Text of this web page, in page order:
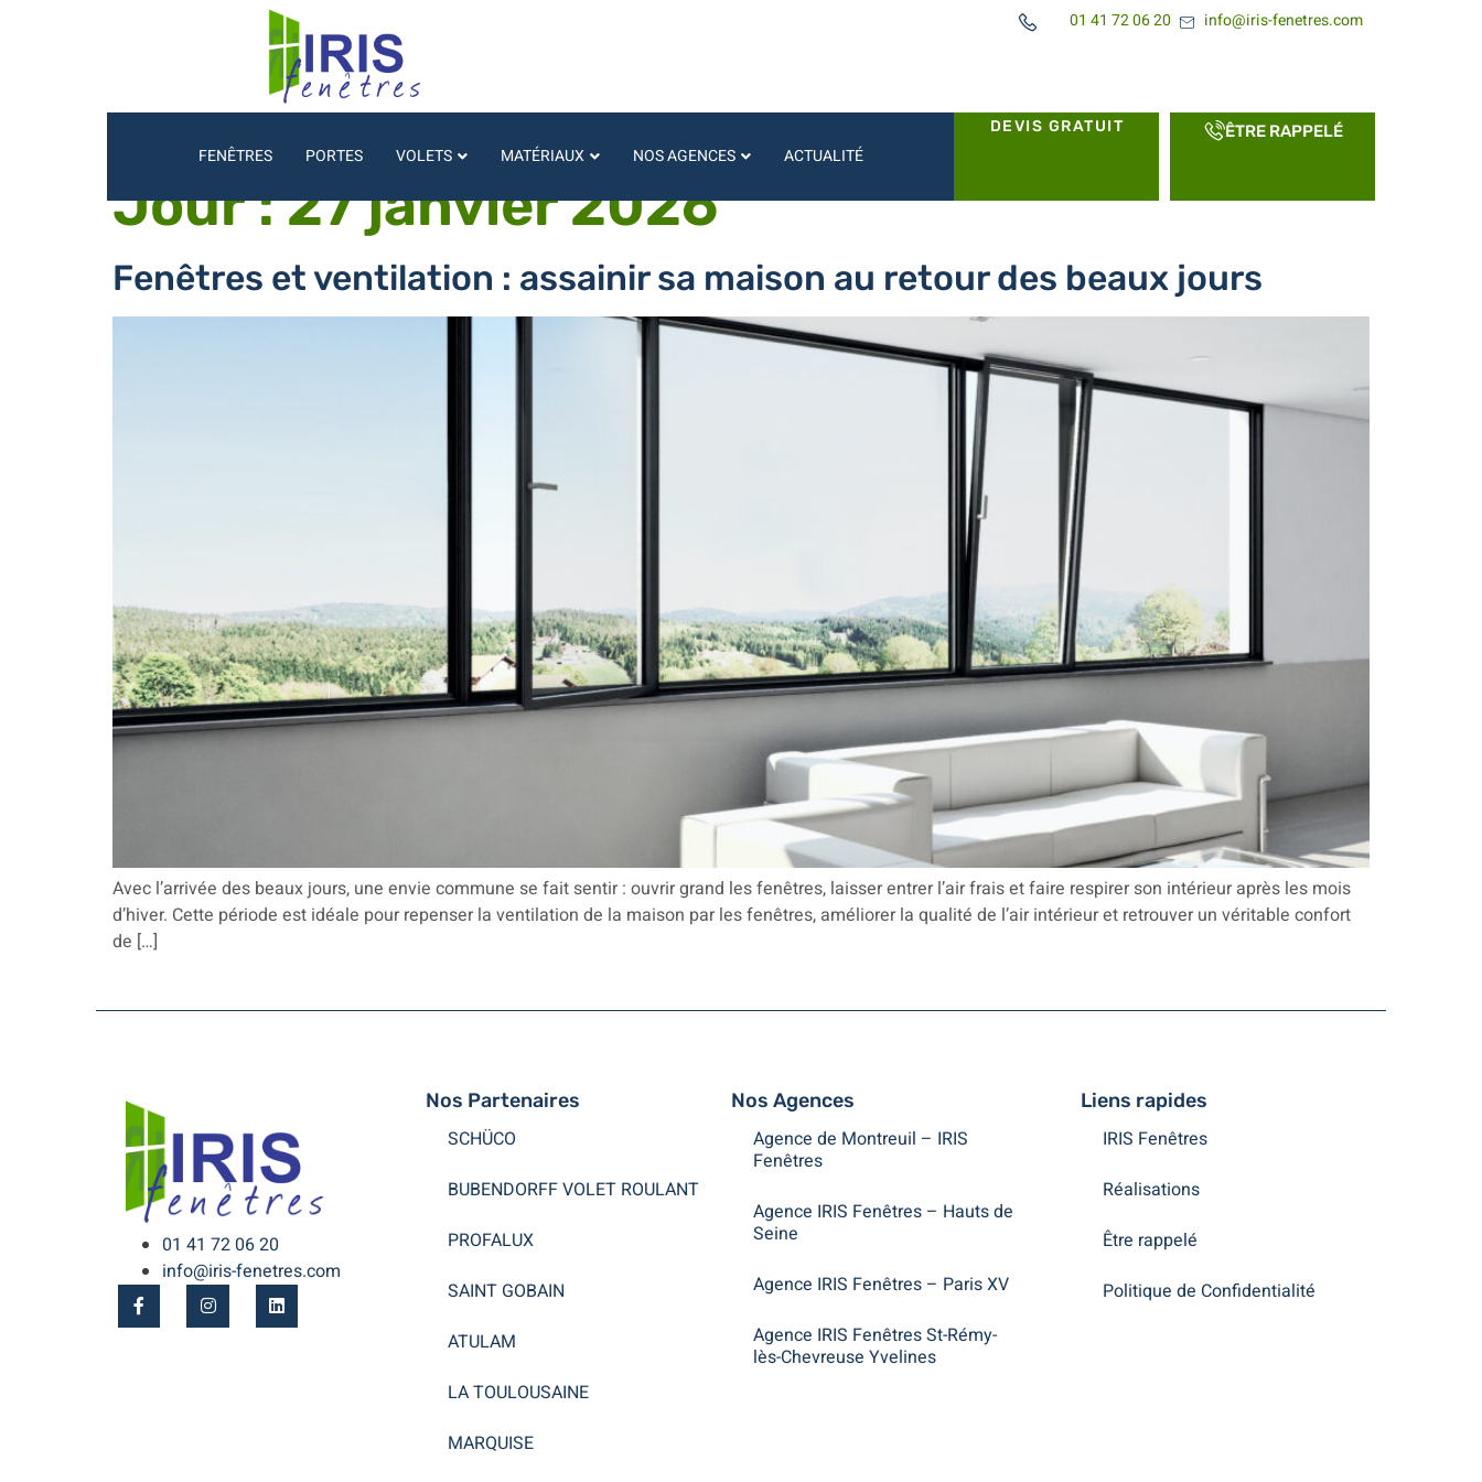
01 41 72 06 20 info@iris-fenetres.com
FENÊTRES PORTES VOLETS MATÉRIAUX NOS AGENCES ACTUALITÉ
DEVIS GRATUIT ÊTRE RAPPELÉ
Jour :27 janvier 2026
Fenêtres et ventilation : assainir sa maison au retour des beaux jours
Avec l’arrivée des beaux jours, une envie commune se fait sentir : ouvrir grand les fenêtres, laisser entrer l’air frais et faire respirer son intérieur après les mois
d’hiver. Cette période est idéale pour repenser la ventilation de la maison par les fenêtres, améliorer la qualité de l’air intérieur et retrouver un véritable confort
de […]
01 41 72 06 20
info@iris-fenetres.com
Nos Partenaires
SCHÜCO
BUBENDORFF VOLET ROULANT
PROFALUX
SAINT GOBAIN
ATULAM
LA TOULOUSAINE
MARQUISE
Nos Agences
Agence de Montreuil – IRIS
Fenêtres
Agence IRIS Fenêtres – Hauts de
Seine
Agence IRIS Fenêtres – Paris XV
Agence IRIS Fenêtres St-Rémy-
lès-Chevreuse Yvelines
Liens rapides
IRIS Fenêtres
Réalisations
Être rappelé
Politique de Confidentialité